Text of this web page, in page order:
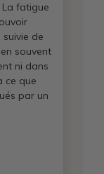
fatigue
suivie de
souvent
ni dans
ce que
par un